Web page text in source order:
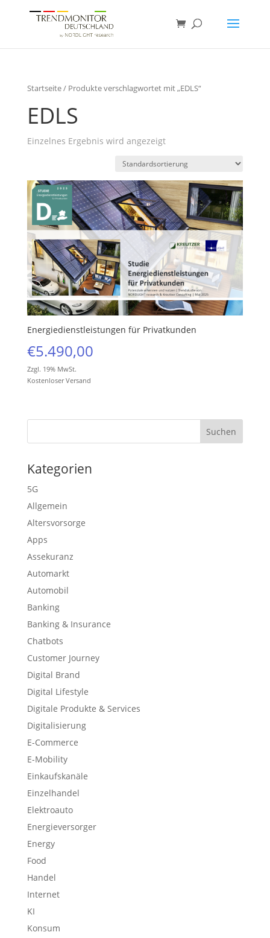
Startseite/ Produkte verschlagwortet mit „EDLS“
EDLS
Einzelnes Ergebnis wird angezeigt
Energiedienstleistungen für Privatkunden
€5.490,00
Zzgl. 19% MwSt.
Kostenloser Versand
Kategorien
5G
Allgemein
Altersvorsorge
Apps
Assekuranz
Automarkt
Automobil
Banking
Banking & Insurance
Chatbots
Customer Journey
Digital Brand
Digital Lifestyle
Digitale Produkte & Services
Digitalisierung
E-Commerce
E-Mobility
Einkaufskanäle
Einzelhandel
Elektroauto
Energieversorger
Energy
Food
Handel
Internet
KI
Konsum